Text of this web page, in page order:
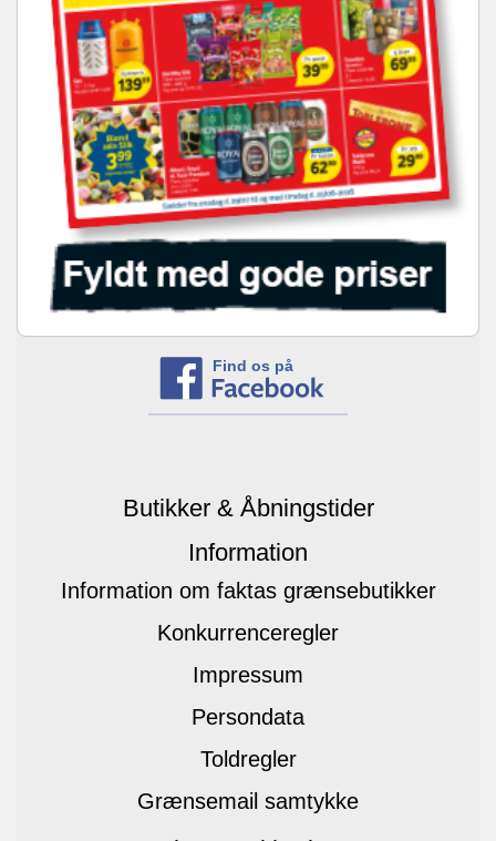
Find os på
Butikker & Åbningstider
Information
Information om faktas grænsebutikker
Konkurrenceregler
Impressum
Persondata
Toldregler
Grænsemail samtykke